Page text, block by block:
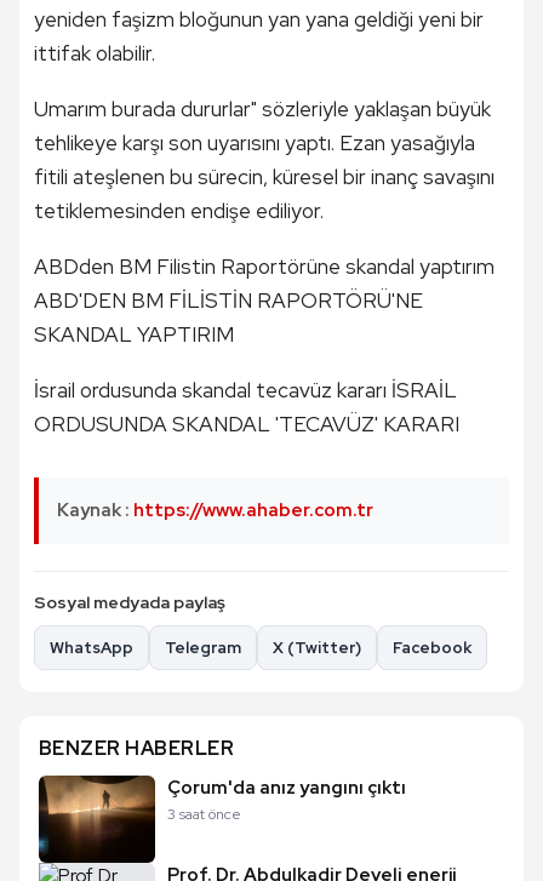
yeniden faşizm bloğunun yan yana geldiği yeni bir
ittifak olabilir.
Umarım burada dururlar" sözleriyle yaklaşan büyük
tehlikeye karşı son uyarısını yaptı. Ezan yasağıyla
fitili ateşlenen bu sürecin, küresel bir inanç savaşını
tetiklemesinden endişe ediliyor.
ABDden BM Filistin Raportörüne skandal yaptırım
ABD'DEN BM FİLİSTİN RAPORTÖRÜ'NE
SKANDAL YAPTIRIM
İsrail ordusunda skandal tecavüz kararı İSRAİL
ORDUSUNDA SKANDAL 'TECAVÜZ' KARARI
Kaynak : https://www.ahaber.com.tr
Sosyal medyada paylaş
WhatsApp Telegram X (Twitter) Facebook
BENZER HABERLER
Çorum'da anız yangını çıktı
3 saat önce
Prof. Dr. Abdulkadir Develi enerji